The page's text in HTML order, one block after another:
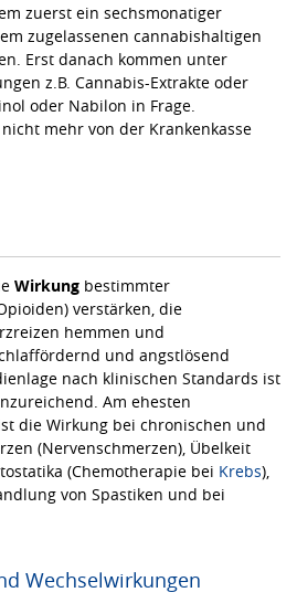
zuerst ein sechsmonatiger
zugelassenen cannabishaltigen
Erst danach kommen unter
z.B. Cannabis-Extrakte oder
oder Nabilon in Frage.
mehr von der Krankenkasse
Wirkung bestimmter
verstärken, die
hemmen und
und angstlösend
nach klinischen Standards ist
Am ehesten
die Wirkung bei chronischen und
(Nervenschmerzen), Übelkeit
(Chemotherapie bei Krebs),
von Spastiken und bei
Wechselwirkungen